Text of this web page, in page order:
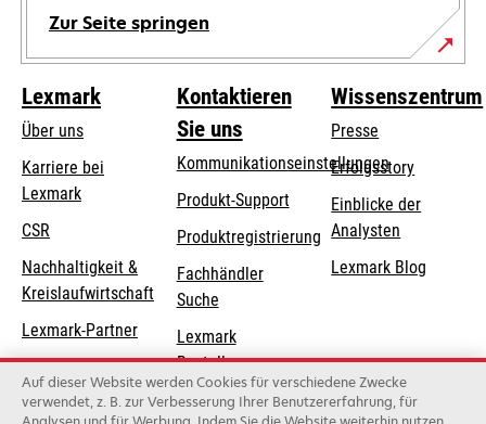
Zur Seite springen
Lexmark
Über uns
Karriere bei
Lexmark
CSR
Nachhaltigkeit &
Kreislaufwirtschaft
Lexmark-Partner
Kontaktieren
Sie uns
Kommunikationseinstellungen
wird
in
einer
neuen
Registerkarte
geöffnet
Produkt-Supportwird
einer
neuen
Produktregistrierung
Fachhändler
Suche
Lexmark
Bestellungen
Lexmark
Wissenszentrum
Presse
Erfolgsstory
Einblicke der
Analysten
Lexmark Blog
Auf dieser Website werden Cookies für verschiedene Zwecke
verwendet, z. B. zur Verbesserung Ihrer Benutzererfahrung, für